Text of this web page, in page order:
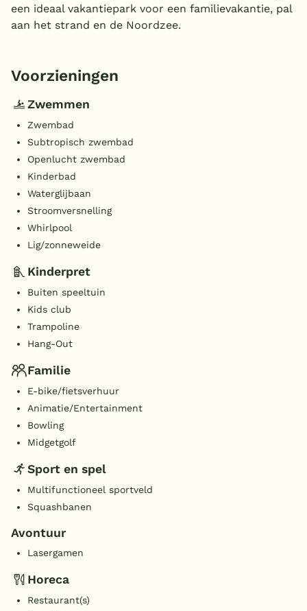
een ideaal vakantiepark voor een familievakantie, pal
aan het strand en de Noordzee.
Voorzieningen
Zwemmen
Zwembad
Subtropisch zwembad
Openlucht zwembad
Kinderbad
Waterglijbaan
Stroomversnelling
Whirlpool
Lig/zonneweide
Kinderpret
Buiten speeltuin
Kids club
Trampoline
Hang-Out
Familie
E-bike/fietsverhuur
Animatie/Entertainment
Bowling
Midgetgolf
Sport en spel
Multifunctioneel sportveld
Squashbanen
Avontuur
Lasergamen
Horeca
Restaurant(s)